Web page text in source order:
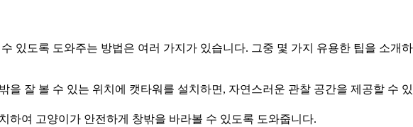
있도록 도와주는 방법은 여러 가지가 있습니다. 그중 몇 가지 유용한 팁을 소개
을 잘 볼 수 있는 위치에 캣타워를 설치하면, 자연스러운 관찰 공간을 제공할 수 있
하여 고양이가 안전하게 창밖을 바라볼 수 있도록 도와줍니다.